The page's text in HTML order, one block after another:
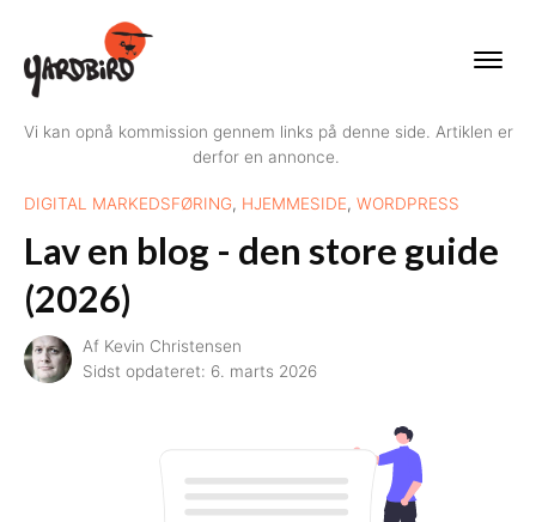
Vi kan opnå kommission gennem links på denne side. Artiklen er
derfor en annonce.
DIGITAL MARKEDSFØRING, HJEMMESIDE, WORDPRESS
Lav en blog - den store guide
(2026)
Af Kevin Christensen
Sidst opdateret: 6. marts 2026